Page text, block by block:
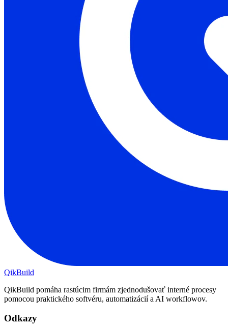
QikBuild
QikBuild pomáha rastúcim firmám zjednodušovať interné procesy
pomocou praktického softvéru, automatizácií a AI workflowov.
Odkazy